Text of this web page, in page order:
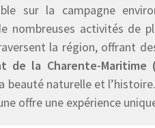
sur la campagne
nombreuses activités de
la région, offrant
de la Charente-Maritime
beauté naturelle et
offre une expérience